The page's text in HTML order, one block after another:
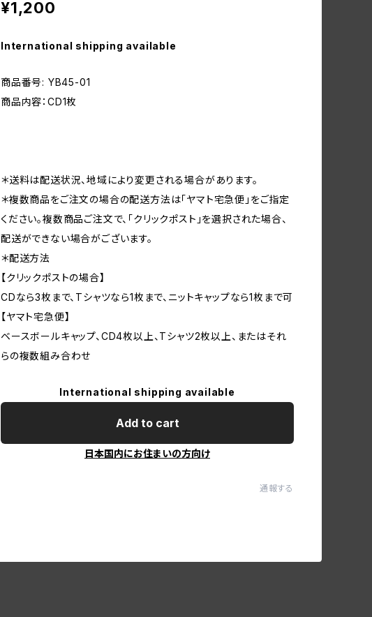
¥1,200
International shipping available
商品番号: YB45-01
商品内容：CD1枚
＊送料は配送状況、地域により変更される場合があります。
＊複数商品をご注文の場合の配送方法は「ヤマト宅急便」をご指定
ください。複数商品ご注文で、「クリックポスト」を選択された場合、
配送ができない場合がございます。
＊配送方法
【クリックポストの場合】
CDなら3枚まで、Tシャツなら1枚まで、ニットキャップなら1枚まで可
【ヤマト宅急便】
ベースボールキャップ、CD4枚以上、Tシャツ2枚以上、またはそれ
らの複数組み合わせ
International shipping available
Add to cart
日本国内にお住まいの方向け
通報する